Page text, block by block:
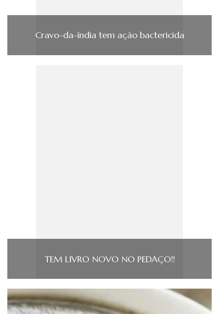
Cravo-da-í­ndia tem ação bactericida
TEM LIVRO NOVO NO PEDAÇO!!